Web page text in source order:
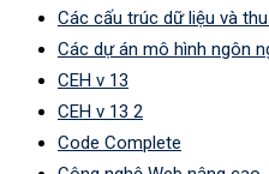
Các cấu trúc dữ liệu và
Các dự án mô hình ngôn
CEH v 13
CEH v 13 2
Code Complete